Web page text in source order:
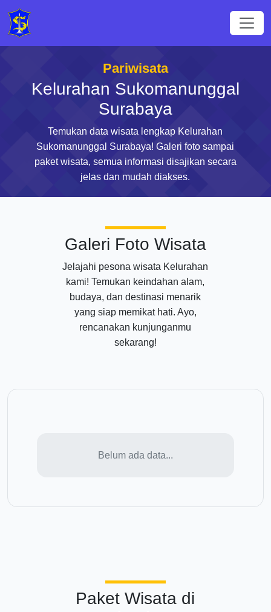
Pariwisata
Kelurahan Sukomanunggal
Surabaya
Temukan data wisata lengkap Kelurahan
Sukomanunggal Surabaya! Galeri foto sampai
paket wisata, semua informasi disajikan secara
jelas dan mudah diakses.
Galeri Foto Wisata
Jelajahi pesona wisata Kelurahan
kami! Temukan keindahan alam,
budaya, dan destinasi menarik
yang siap memikat hati. Ayo,
rencanakan kunjunganmu
sekarang!
Belum ada data...
Paket Wisata di